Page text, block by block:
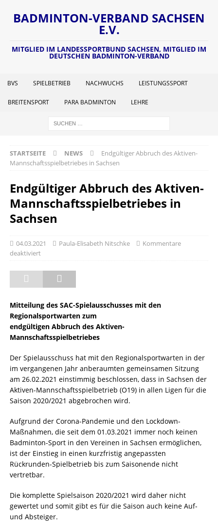
BADMINTON-VERBAND SACHSEN
E.V.
MITGLIED IM LANDESSPORTBUND SACHSEN, MITGLIED IM
DEUTSCHEN BADMINTON-VERBAND
BVS SPIELBETRIEB NACHWUCHS LEISTUNGSSPORT
BREITENSPORT PARA BADMINTON LEHRE
STARTSEITE NEWS
Endgültiger Abbruch des Aktiven-
Mannschaftsspielbetriebes in Sachsen
Endgültiger Abbruch des Aktiven-
Mannschaftsspielbetriebes in
Sachsen
04.03.2021 Paula-Elisabeth Nitschke
Kommentare
deaktiviert
Mitteilung des SAC-Spielausschusses mit den
Regionalsportwarten zum
endgültigen Abbruch des Aktiven-
Mannschaftsspielbetriebes
Der Spielausschuss hat mit den Regionalsportwarten in der
im vergangenen Jahr anberaumten gemeinsamen Sitzung
am 26.02.2021 einstimmig beschlossen, dass in Sachsen der
Aktiven-Mannschaftsspielbetrieb (O19) in allen Ligen für die
Saison 2020/2021 abgebrochen wird.
Aufgrund der Corona-Pandemie und den Lockdown-
Maßnahmen, die seit dem 01.03.2021 immer noch keinen
Badminton-Sport in den Vereinen in Sachsen ermöglichen,
ist der Einstieg in einen kurzfristig angepassten
Rückrunden-Spielbetrieb bis zum Saisonende nicht
vertretbar.
Die komplette Spielsaison 2020/2021 wird daher nicht
gewertet und somit gibt es für die Saison auch keine Auf-
und Absteiger.